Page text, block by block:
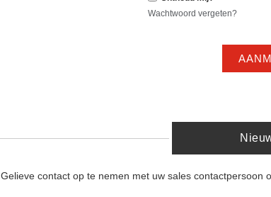
Wachtwoord vergeten?
Gelieve contact op te nemen met uw sales contactpersoon